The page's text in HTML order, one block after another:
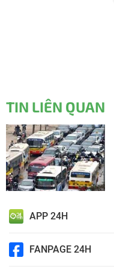
TIN LIÊN QUAN
APP 24H
FANPAGE 24H